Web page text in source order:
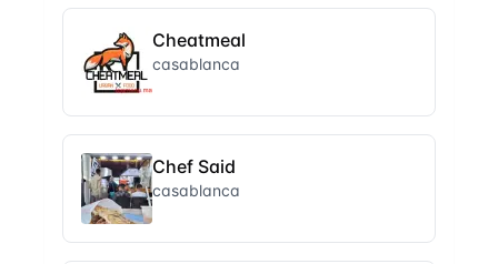
Cheatmeal
casablanca
Chef Said
casablanca